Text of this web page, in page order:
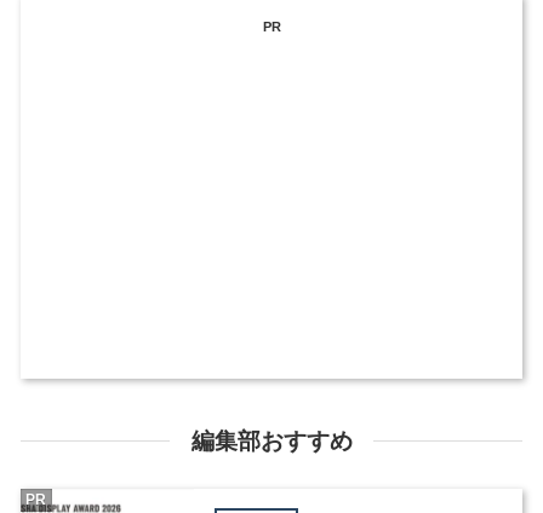
PR
編集部おすすめ
PR